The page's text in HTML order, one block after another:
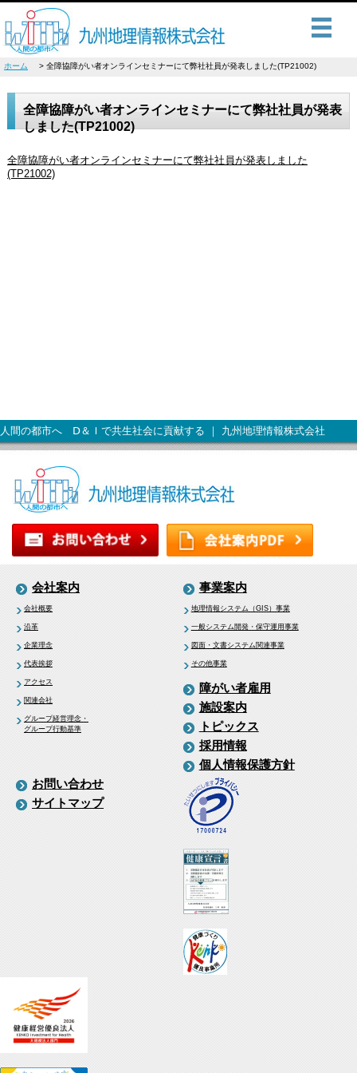
ホーム 全障協障がい者オンラインセミナーにて弊社社員が発表しました(TP21002)
全障協障がい者オンラインセミナーにて弊社社員が発表
しました(TP21002)
全障協障がい者オンラインセミナーにて弊社社員が発表しました
(TP21002)
人間の都市へ Ⅾ＆Ｉで共生社会に貢献する ｜ 九州地理情報株式会社
会社案内
会社概要
沿革
企業理念
代表挨拶
アクセス
関連会社
グループ経営理念・
グループ行動基準
事業案内
地理情報システム（GIS）事業
一般システム開発・保守運用事業
図面・文書システム関連事業
その他事業
障がい者雇用
施設案内
トピックス
採用情報
個人情報保護方針
お問い合わせ
サイトマップ